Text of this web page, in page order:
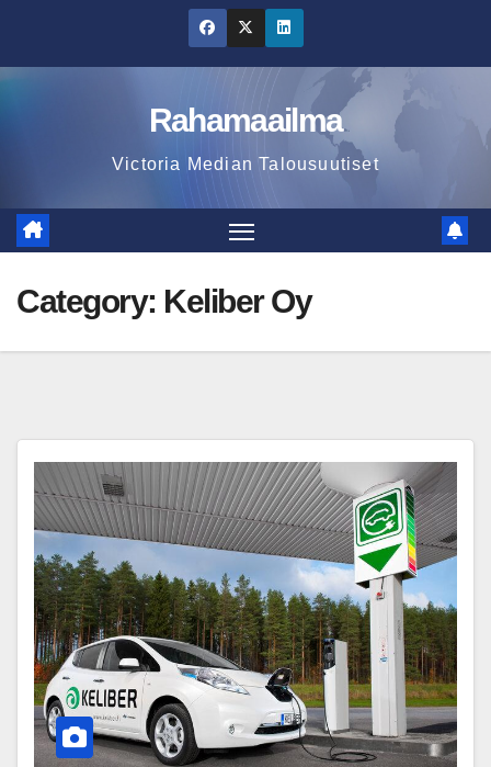
content
Rahamaailma
Victoria Median Talousuutiset
Category: Keliber Oy